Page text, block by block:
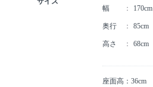
幅
170cm
奥行 85cm
高さ 68cm
座面高：36cm